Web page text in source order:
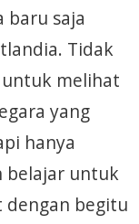
baru saja
Tidak
melihat
yang
hanya
belajar untuk
begitu